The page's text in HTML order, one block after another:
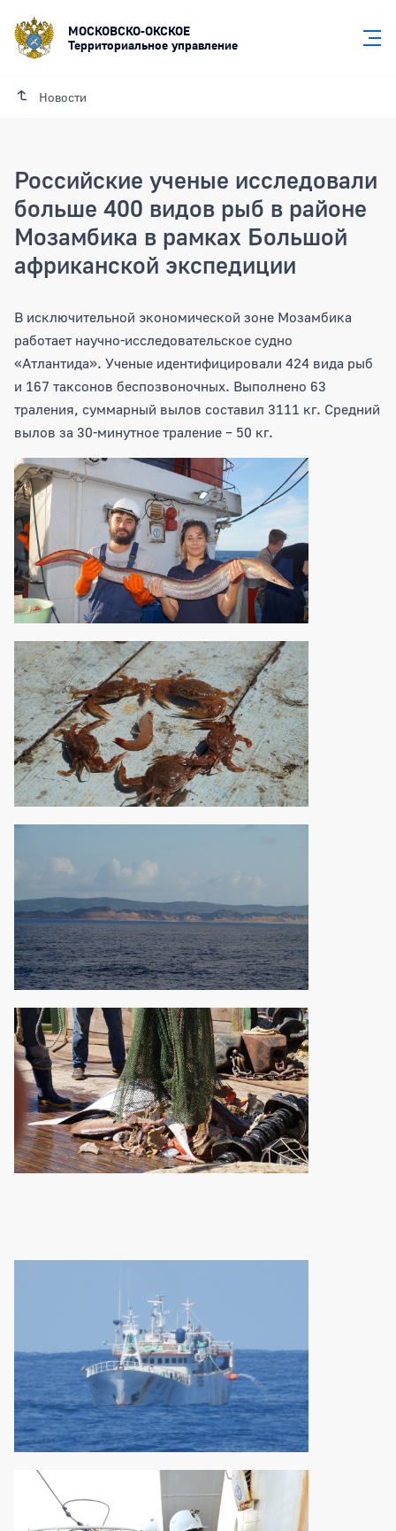
МОСКОВСКО-ОКСКОЕ
Территориальное управление
Новости
Российские ученые исследовали
больше 400 видов рыб в районе
Мозамбика в рамках Большой
африканской экспедиции
Российские ученые исследовали
В исключительной экономической зоне Мозамбика
работает научно-исследовательское судно
«Атлантида». Ученые идентифицировали 424 вида рыб
и 167 таксонов беспозвоночных. Выполнено 63
траления, суммарный вылов составил 3111 кг. Средний
вылов за 30-минутное траление – 50 кг.